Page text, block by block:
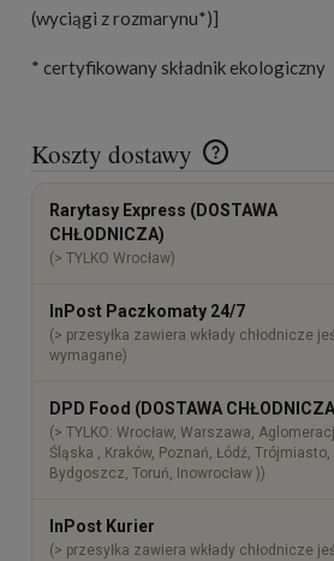
(wyciągi z rozmarynu*)]
* certyfikowany składnik ekologiczny
Koszty dostawy
Cena nie zawiera ewentualnych kosztów
Rarytasy Express (DOSTAWA
CHŁODNICZA)
(> TYLKO Wrocław)
InPost Paczkomaty 24/7
(> przesyłka zawiera wkłady chłodnicze
wymagane)
DPD Food (DOSTAWA
(> TYLKO: Wrocław, Warszawa,
Śląska , Kraków, Poznań, Łódź, Trójmiasto,
Bydgoszcz, Toruń, Inowrocław ))
InPost Kurier
(> przesyłka zawiera wkłady chłodnicze